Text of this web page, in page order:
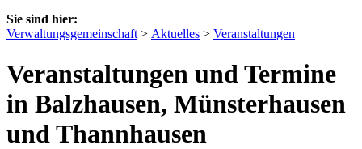
Sie sind hier:
Verwaltungsgemeinschaft > Aktuelles > Veranstaltungen
Veranstaltungen und Termine
in Balzhausen, Münsterhausen
und Thannhausen